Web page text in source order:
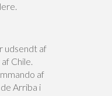
udsendt af
Chile.
af
Arriba i